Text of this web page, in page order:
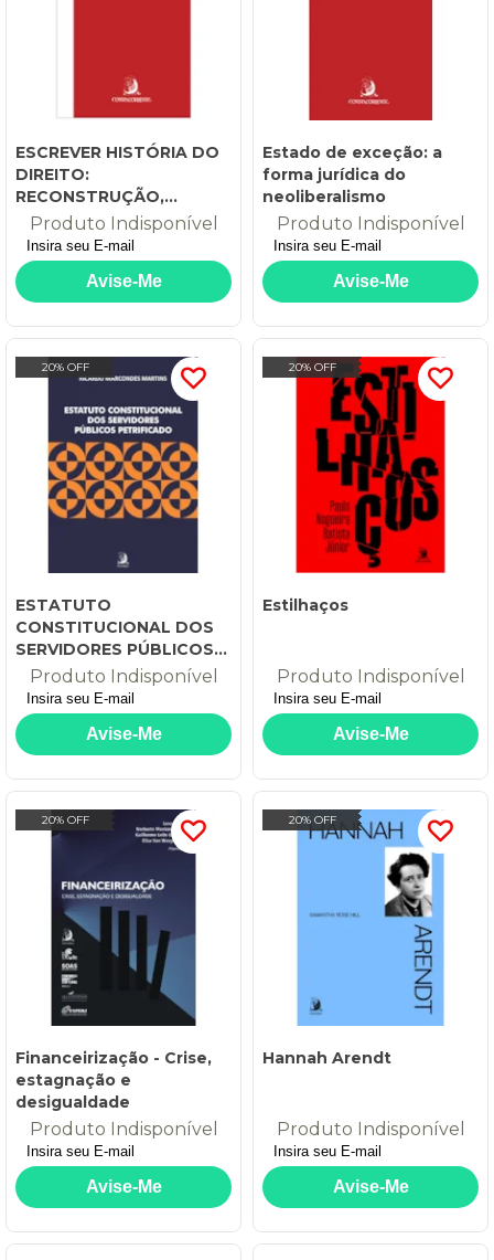
ESCREVER HISTÓRIA DO
DIREITO:
RECONSTRUÇÃO,
NARRATIVA OU FICÇÃO?
Produto Indisponível
Estado de exceção: a
forma jurídica do
neoliberalismo
Produto Indisponível
20% OFF
ESTATUTO
CONSTITUCIONAL DOS
SERVIDORES PÚBLICOS
PETRIFICADO
Produto Indisponível
20% OFF
Estilhaços
Produto Indisponível
20% OFF
Financeirização - Crise,
estagnação e
desigualdade
Produto Indisponível
20% OFF
Hannah Arendt
Produto Indisponível